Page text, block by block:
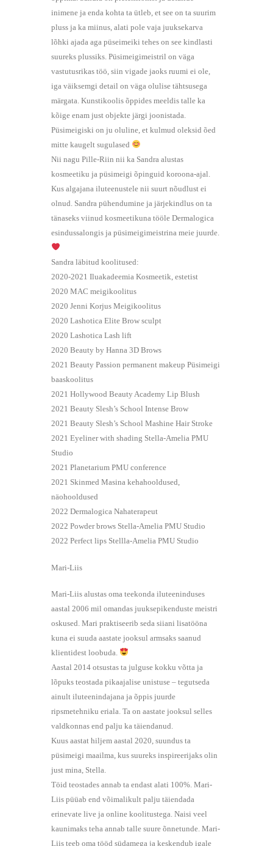
inimene ja enda kohta ta ütleb, et see on ta suurim
pluss ja ka miinus, alati pole vaja juuksekarva
lõhki ajada aga püseimeiki tehes on see kindlasti
suureks plussiks. Püsimeigimeistril on väga
vastutusrikas töö, siin vigade jaoks ruumi ei ole,
iga väiksemgi detail on väga olulise tähtsusega
märgata. Kunstikoolis õppides meeldis talle ka
kõige enam just objekte järgi joonistada.
Püsimeigiski on ju oluline, et kulmud oleksid õed
mitte kaugelt sugulased
Nii nagu Pille-Riin nii ka Sandra alustas
kosmeetiku ja püsimeigi õpinguid koroona-ajal.
Kus algajana iluteenustele nii suurt nõudlust ei
olnud. Sandra pühendumine ja järjekindlus on ta
tänaseks viinud kosmeetikuna tööle Dermalogica
esindussalongis ja püsimeigimeistrina meie juurde.
Sandra läbitud koolitused:
2020-2021 Iluakadeemia Kosmeetik, estetist
2020 MAC meigikoolitus
2020 Jenni Korjus Meigikoolitus
2020 Lashotica Elite Brow sculpt
2020 Lashotica Lash lift
2020 Beauty by Hanna 3D Brows
2021 Beauty Passion permanent makeup Püsimeigi
baaskoolitus
2021 Hollywood Beauty Academy Lip Blush
2021 Beauty Slesh’s School Intense Brow
2021 Beauty Slesh’s School Mashine Hair Stroke
2021 Eyeliner with shading Stella-Amelia PMU
Studio
2021 Planetarium PMU conference
2021 Skinmed Masina kehahooldused,
näohooldused
2022 Dermalogica Nahaterapeut
2022 Powder brows Stella-Amelia PMU Studio
2022 Perfect lips Stellla-Amelia PMU Studio
Mari-Liis
Mari-Liis alustas oma teekonda iluteeninduses
aastal 2006 mil omandas juuksepikenduste meistri
oskused. Mari praktiseerib seda siiani lisatööna
kuna ei suuda aastate jooksul armsaks saanud
klientidest loobuda.
Aastal 2014 otsustas ta julguse kokku võtta ja
lõpuks teostada pikaajalise unistuse – tegutseda
ainult iluteenindajana ja õppis juurde
ripsmetehniku eriala. Ta on aastate jooksul selles
valdkonnas end palju ka täiendanud.
Kuus aastat hiljem aastal 2020, suundus ta
püsimeigi maailma, kus suureks inspireerijaks olin
just mina, Stella.
Töid teostades annab ta endast alati 100%. Mari-
Liis püüab end võimalikult palju täiendada
erinevate live ja online koolitustega. Naisi veel
kaunimaks teha annab talle suure õnnetunde. Mari-
Liis teeb oma tööd südamega ja keskendub igale